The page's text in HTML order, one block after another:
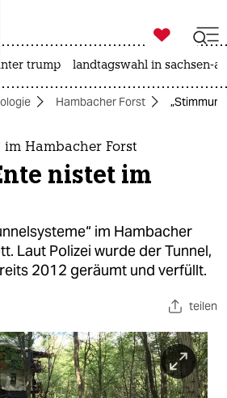
taz zahl ich
zahl ich

taz zahl ich
trump landtagswahl in sachsen-
Hambacher Forst
im Hambacher Forst
nistet im
im Hambacher
Laut Polizei wurde der Tunnel,
2012 geräumt und verfüllt.
teilen